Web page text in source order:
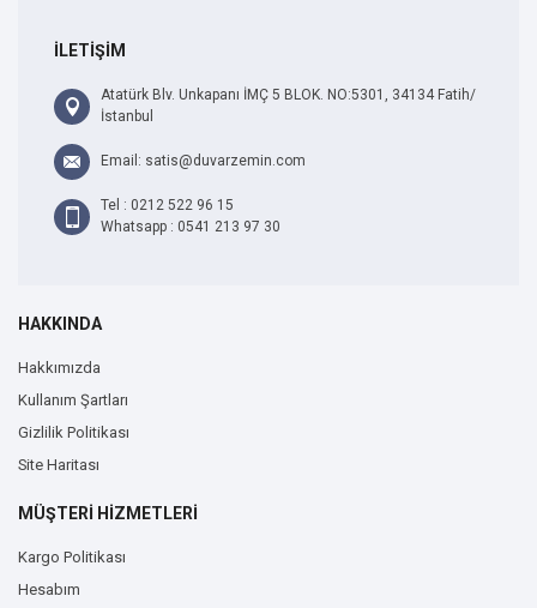
İLETİŞİM
Atatürk Blv. Unkapanı İMÇ 5 BLOK. NO:5301, 34134 Fatih/
İstanbul
Email: satis@duvarzemin.com
Tel : 0212 522 96 15
Whatsapp : 0541 213 97 30
HAKKINDA
Hakkımızda
Kullanım Şartları
Gizlilik Politikası
Site Haritası
MÜŞTERİ HİZMETLERİ
Kargo Politikası
Hesabım